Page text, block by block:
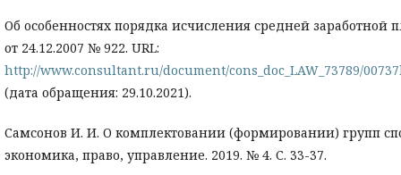
Об особенностях порядка исчисления средней заработной
от 24.12.2007 № 922. URL:
http://www.consultant.ru/document/cons_doc_LAW_73789/
(дата обращения: 29.10.2021).
Самсонов И. И. О комплектовании (формировании) групп
экономика, право, управление. 2019. № 4. С. 33-37.